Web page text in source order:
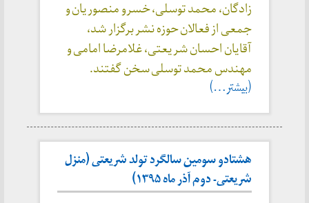
زادگان، محمد توسلی، خسرو منصوریان و
جمعی از فعالان حوزه نشر برگزار شد،
آقایان احسان شریعتی، غلامرضا امامی و
مهندس محمد توسلی سخن گفتند.
(بیشتر…)
هشتادو سومین سالگرد تولد شریعتی (منزل
شریعتی- دوم آذر ماه ۱۳۹۵)